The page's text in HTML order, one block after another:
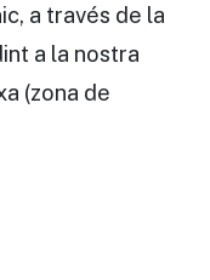
a través de la
a la nostra
(zona de